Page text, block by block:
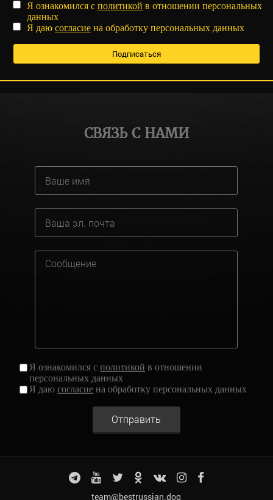
Я ознакомился сполитикой в отношении персональных
данных
Я даюсогласие на обработку персональных данных
СВЯЗЬ С НАМИ
Я ознакомился сполитикой в отношении
персональных данных
Я даюсогласие на обработку персональных данных
Отправить
team@bestrussian.dog